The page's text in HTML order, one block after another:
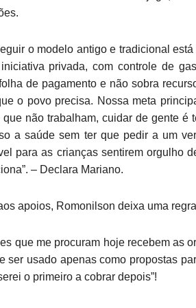
o modelo antigo e tradicional
privada, com controle de
de pagamento e não sobra
o povo precisa. Nossa meta
que não trabalham, cuidar de gente
a saúde sem ter que pedir a um
para as crianças sentirem orgulho
– Declara Mariano.
apoios, Romonilson deixa uma
que me procuram hoje recebem as
ser usado apenas como propostas
o primeiro a cobrar depois”!